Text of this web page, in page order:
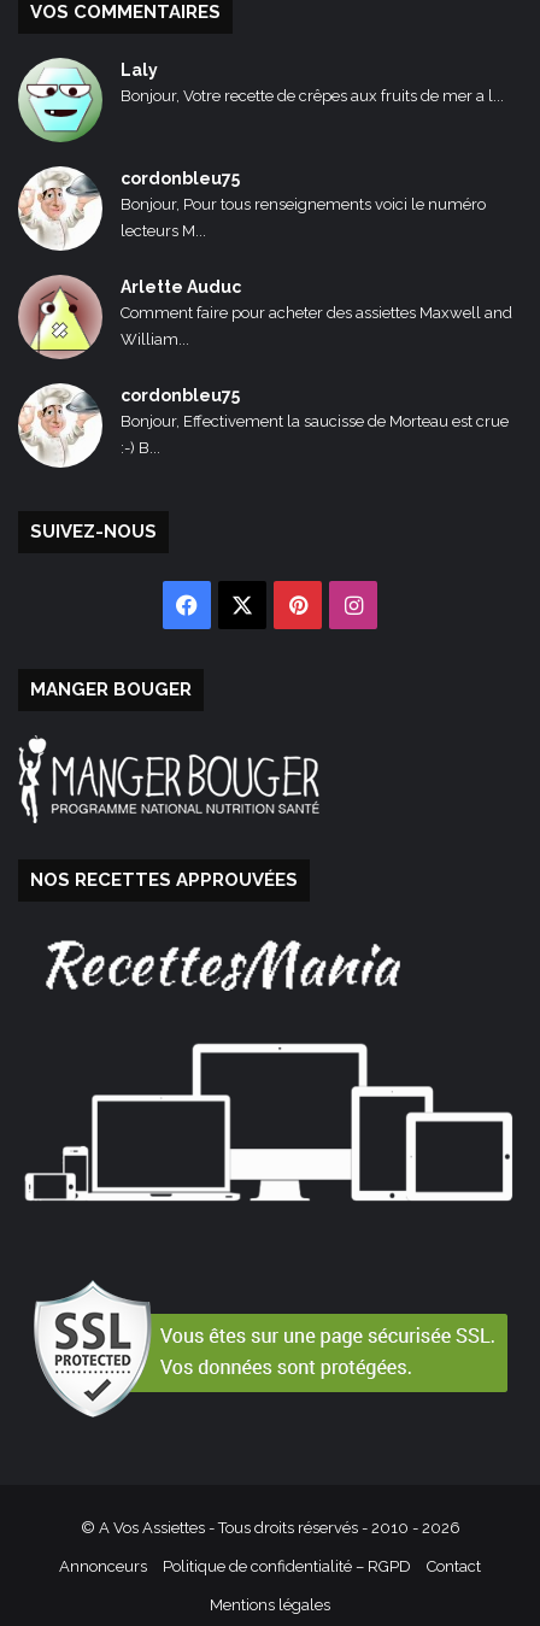
VOS COMMENTAIRES
Laly
Bonjour, Votre recette de crêpes aux fruits de mer a l...
cordonbleu75
Bonjour, Pour tous renseignements voici le numéro
lecteurs M...
Arlette Auduc
Comment faire pour acheter des assiettes Maxwell and
William...
cordonbleu75
Bonjour, Effectivement la saucisse de Morteau est crue
:-) B...
SUIVEZ-NOUS
Facebook PinterestInstagram
MANGER BOUGER
NOS RECETTES APPROUVÉES
© A Vos Assiettes - Tous droits réservés - 2010 - 2026
Annonceurs Politique de confidentialité – RGPD Contact
Mentions légales